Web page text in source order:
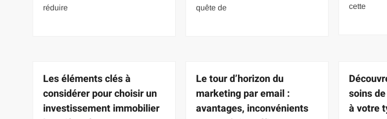
réduire
quête de
cette
Les éléments clés à
considérer pour choisir un
investissement immobilier
Le tour d’horizon du
marketing par email :
avantages, inconvénients
soins
à votre